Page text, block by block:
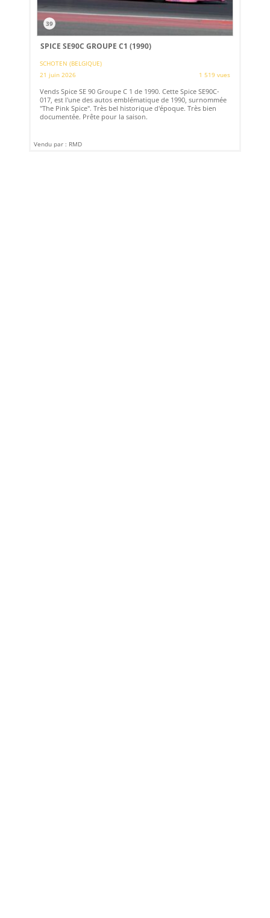
39
SPICE SE90C GROUPE C1 (1990)
SCHOTEN (BELGIQUE)
21 juin 2026
1 519 vues
Vends Spice SE 90 Groupe C 1 de 1990. Cette Spice SE90C-
017, est l'une des autos emblématique de 1990, surnommée
"The Pink Spice". Très bel historique d'époque. Très bien
documentée. Prête pour la saison.
Vendu par : RMD